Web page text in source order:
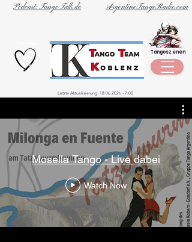
ArgentineTangoRadio.com
Podcast: Tango-Talk.de
Szene
Tangoszenen
Letzte Aktualisierung: 18.06.2026 - 7:00
Mosella Tango - Live dabei
Watch Now